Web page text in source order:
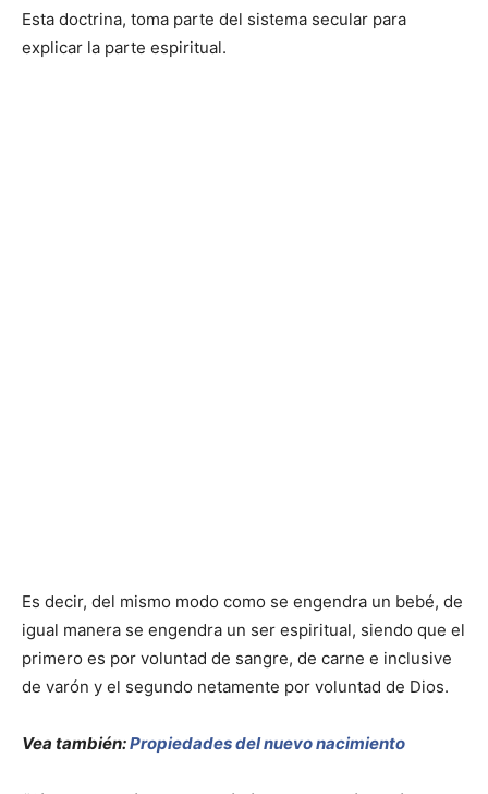
Esta doctrina, toma parte del sistema secular para
explicar la parte espiritual.
Es decir, del mismo modo como se engendra un bebé, de
igual manera se engendra un ser espiritual, siendo que el
primero es por voluntad de sangre, de carne e inclusive
de varón y el segundo netamente por voluntad de Dios.
Vea también:Propiedades del nuevo nacimiento